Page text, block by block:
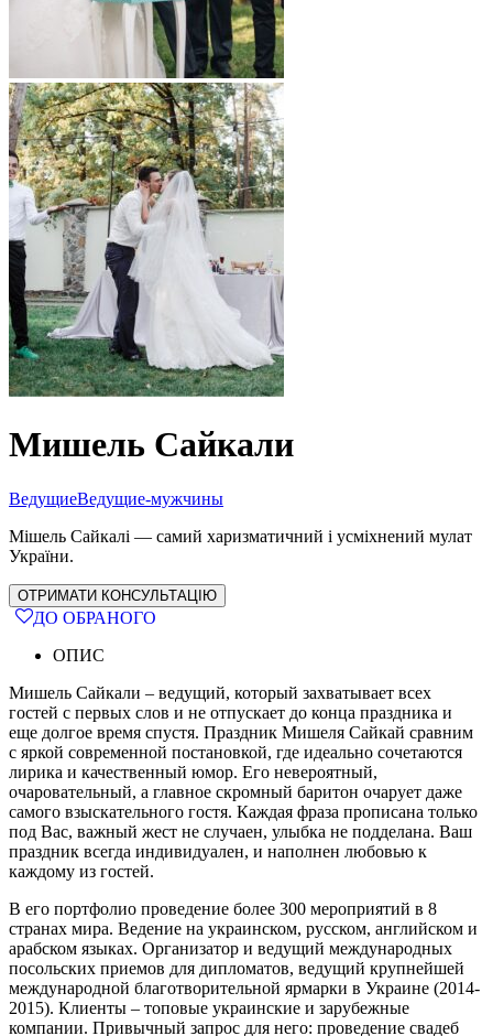
Мишель Сайкали
ВедущиеВедущие-мужчины
Мішель Сайкалі — самий харизматичний і усміхнений мулат
України.
ОТРИМАТИ КОНСУЛЬТАЦІЮ
ДО ОБРАНОГО
ОПИС
Мишель Сайкали – ведущий, который захватывает всех
гостей с первых слов и не отпускает до конца праздника и
еще долгое время спустя. Праздник Мишеля Сайкай сравним
с яркой современной постановкой, где идеально сочетаются
лирика и качественный юмор. Его невероятный,
очаровательный, а главное скромный баритон очарует даже
самого взыскательного гостя. Каждая фраза прописана только
под Вас, важный жест не случаен, улыбка не подделана. Ваш
праздник всегда индивидуален, и наполнен любовью к
каждому из гостей.
В его портфолио проведение более 300 мероприятий в 8
странах мира. Ведение на украинском, русском, английском и
арабском языках. Организатор и ведущий международных
посольских приемов для дипломатов, ведущий крупнейшей
международной благотворительной ярмарки в Украине (2014-
2015). Клиенты – топовые украинские и зарубежные
компании. Привычный запрос для него: проведение свадеб